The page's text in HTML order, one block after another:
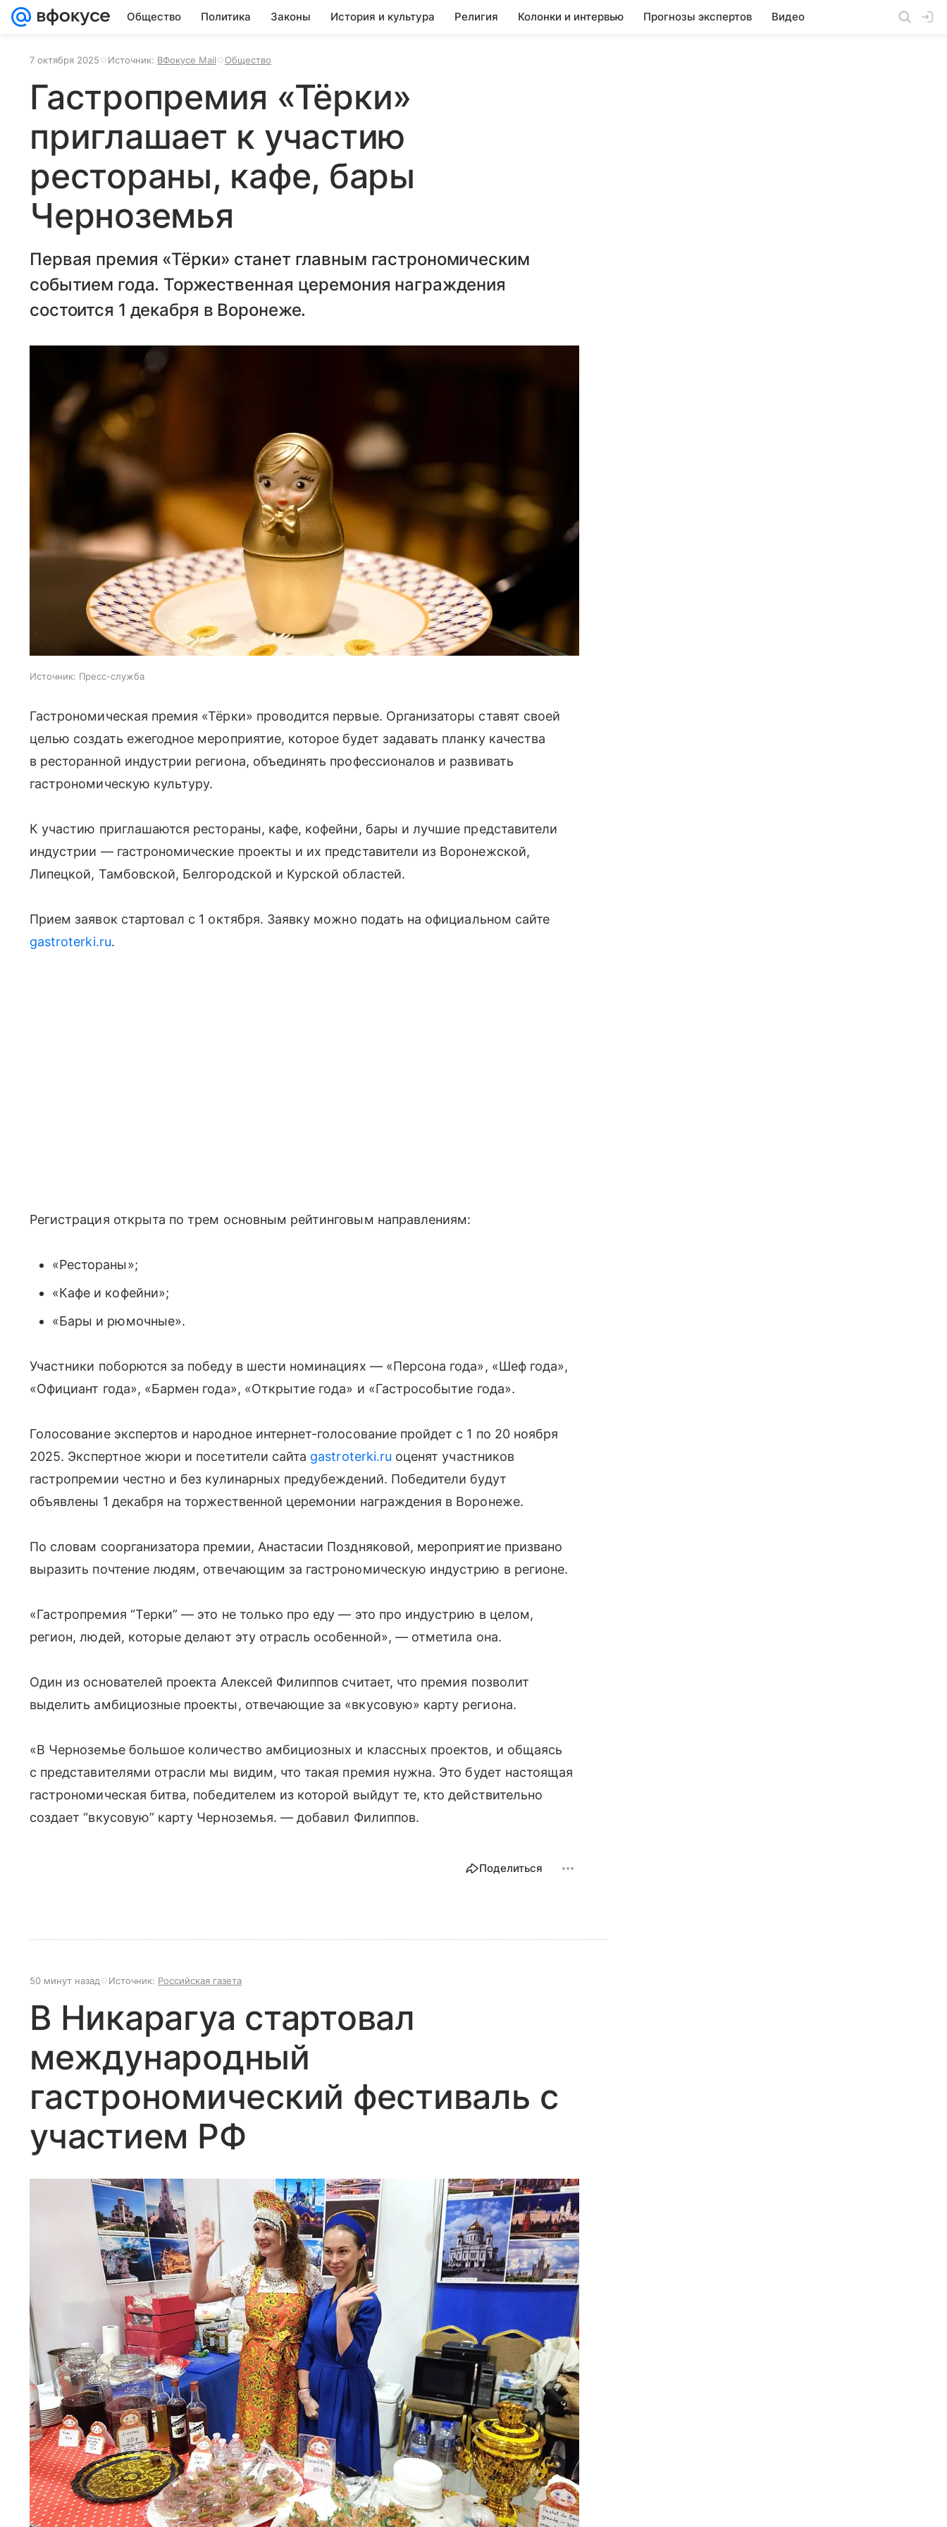
Общество Политика Законы История и культура Религия Колонки и интервью Прогнозы экспертов Видео
7 октября 2025 Источник: ВФокусе Mail Общество
Гастропремия «Тёрки»
приглашает к участию
рестораны, кафе, бары
Черноземья
Первая премия «Тёрки» станет главным гастрономическим
событием года. Торжественная церемония награждения
состоится 1 декабря в Воронеже.
Источник: Пресс-служба
Гастрономическая премия «Тёрки» проводится первые. Организаторы ставят своей
целью создать ежегодное мероприятие, которое будет задавать планку качества
в ресторанной индустрии региона, объединять профессионалов и развивать
гастрономическую культуру.
К участию приглашаются рестораны, кафе, кофейни, бары и лучшие представители
индустрии — гастрономические проекты и их представители из Воронежской,
Липецкой, Тамбовской, Белгородской и Курской областей.
Прием заявок стартовал с 1 октября. Заявку можно подать на официальном сайте
gastroterki.ru.
Регистрация открыта по трем основным рейтинговым направлениям:
«Рестораны»;
«Кафе и кофейни»;
«Бары и рюмочные».
Участники поборются за победу в шести номинациях — «Персона года», «Шеф года»,
«Официант года», «Бармен года», «Открытие года» и «Гастрособытие года».
Голосование экспертов и народное интернет-голосование пройдет с 1 по 20 ноября
2025. Экспертное жюри и посетители сайта gastroterki.ru оценят участников
гастропремии честно и без кулинарных предубеждений. Победители будут
объявлены 1 декабря на торжественной церемонии награждения в Воронеже.
По словам соорганизатора премии, Анастасии Поздняковой, мероприятие призвано
выразить почтение людям, отвечающим за гастрономическую индустрию в регионе.
«Гастропремия “Терки” — это не только про еду — это про индустрию в целом,
регион, людей, которые делают эту отрасль особенной», — отметила она.
Один из основателей проекта Алексей Филиппов считает, что премия позволит
выделить амбициозные проекты, отвечающие за «вкусовую» карту региона.
«В Черноземье большое количество амбициозных и классных проектов, и общаясь
с представителями отрасли мы видим, что такая премия нужна. Это будет настоящая
гастрономическая битва, победителем из которой выйдут те, кто действительно
создает “вкусовую” карту Черноземья. — добавил Филиппов.
Поделиться
50 минут назад Источник: Российская газета
В Никарагуа стартовал
международный
гастрономический фестиваль с
участием РФ